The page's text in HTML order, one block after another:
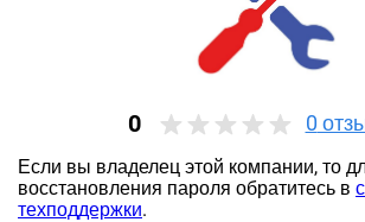
0 0
Если вы владелец этой компании, то
восстановления пароля обратитесь в
техподдержки.